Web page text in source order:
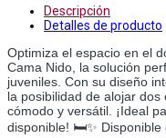
Descripción
Detalles de producto
Optimiza el espacio en el
Cama Nido, la solución
juveniles. Con su diseño
la posibilidad de alojar
cómodo y versátil. ¡Ideal
disponible! 🛏️✨ Disponible